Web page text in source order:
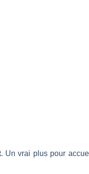
. Un vrai plus pour